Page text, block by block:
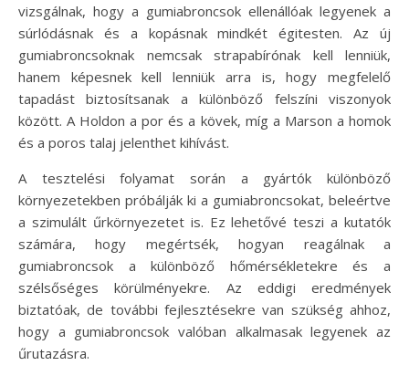
vizsgálnak, hogy a gumiabroncsok ellenállóak legyenek a
súrlódásnak és a kopásnak mindkét égitesten. Az új
gumiabroncsoknak nemcsak strapabírónak kell lenniük,
hanem képesnek kell lenniük arra is, hogy megfelelő
tapadást biztosítsanak a különböző felszíni viszonyok
között. A Holdon a por és a kövek, míg a Marson a homok
és a poros talaj jelenthet kihívást.
A tesztelési folyamat során a gyártók különböző
környezetekben próbálják ki a gumiabroncsokat, beleértve
a szimulált űrkörnyezetet is. Ez lehetővé teszi a kutatók
számára, hogy megértsék, hogyan reagálnak a
gumiabroncsok a különböző hőmérsékletekre és a
szélsőséges körülményekre. Az eddigi eredmények
biztatóak, de további fejlesztésekre van szükség ahhoz,
hogy a gumiabroncsok valóban alkalmasak legyenek az
űrutazásra.